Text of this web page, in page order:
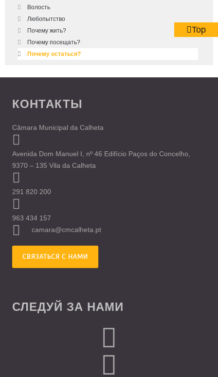
Волость
Любопытство
Почему жить?
Почему посещать?
Почему остаться?
КОНТАКТЫ
Câmara Municipal da Calheta
Avenida Dom Manuel I, nº 46 Edifício Paços do Concelho,
9370 – 135 Vila da Calheta
291 820 200
963 434 157
camara@cmcalheta.pt
СВЯЗАТЬСЯ С НАМИ
СЛЕДУЙ ЗА НАМИ
Top